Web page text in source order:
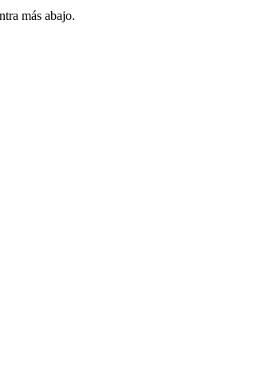
más abajo.